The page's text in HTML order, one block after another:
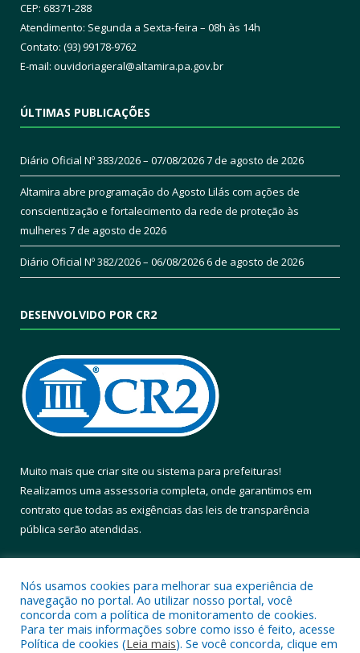
CEP: 68371-288
Atendimento: Segunda a Sexta-feira – 08h às 14h
Contato: (93) 99178-9762
E-mail: ouvidoriageral@altamira.pa.gov.br
ÚLTIMAS PUBLICAÇÕES
Diário Oficial Nº 383/2026 – 07/08/20267 de agosto de 2026
Altamira abre programação do Agosto Lilás com ações de
conscientização e fortalecimento da rede de proteção às
mulheres 7 de agosto de 2026
Diário Oficial Nº 382/2026 – 06/08/20266 de agosto de 2026
DESENVOLVIDO POR CR2
Muito mais que criar site ou sistema para prefeituras!
Realizamos uma assessoria completa, onde garantimos em
contrato que todas as exigências das leis de transparência
pública serão atendidas.
Todos os direitos reservados a Prefeitura Municipal de Altamira.
Nós usamos cookies para melhorar sua experiência de
navegação no portal. Ao utilizar nosso portal, você
concorda com a política de monitoramento de cookies.
Para ter mais informações sobre como isso é feito, acesse
Política de cookies (Leia mais). Se você concorda, clique em